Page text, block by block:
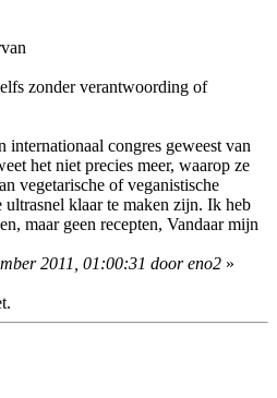
zonder verantwoording of
congres geweest van
het niet precies meer, waarop ze
vegetarische of veganistische
ultrasnel klaar te maken zijn. Ik heb
maar geen recepten, Vandaar mijn
2011, 01:00:31 door eno2 »